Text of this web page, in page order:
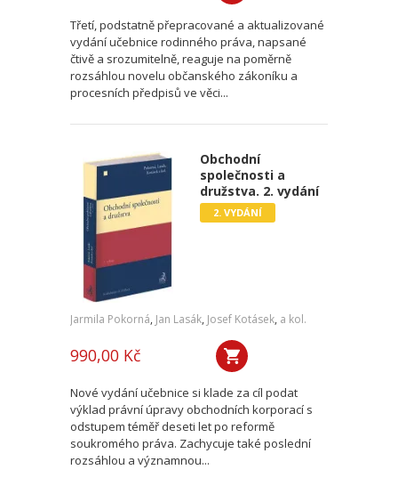
Třetí, podstatně přepracované a aktualizované
vydání učebnice rodinného práva, napsané
čtivě a srozumitelně, reaguje na poměrně
rozsáhlou novelu občanského zákoníku a
procesních předpisů ve věci...
Obchodní
společnosti a
družstva. 2. vydání
2. VYDÁNÍ
Jarmila Pokorná, Jan Lasák, Josef Kotásek, a kol.
990,00 Kč
Nové vydání učebnice si klade za cíl podat
výklad právní úpravy obchodních korporací s
odstupem téměř deseti let po reformě
soukromého práva. Zachycuje také poslední
rozsáhlou a významnou...